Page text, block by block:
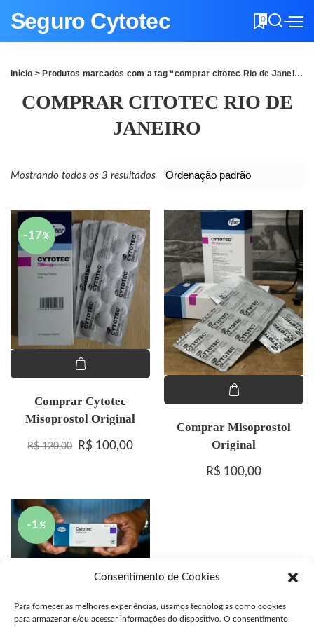
Consentimento de Cookies
Para fornecer as melhores experiências, usamos tecnologias como cookies
para armazenar e/ou acessar informações do dispositivo. O consentimento
Seguro Cytotec 0
Início > Produtos marcados com a tag “comprar citotec Rio de Janeiro”
COMPRAR CITOTEC RIO DE
JANEIRO
Mostrando todos os 3 resultados
-17%
Comprar Cytotec
Misoprostol Original
R$120,00 O preço original era: R$ 120,00.
R$ 100,00O preço atual é: R$ 100,00.
Comprar Misoprostol
Original
R$ 100,00
-1 %